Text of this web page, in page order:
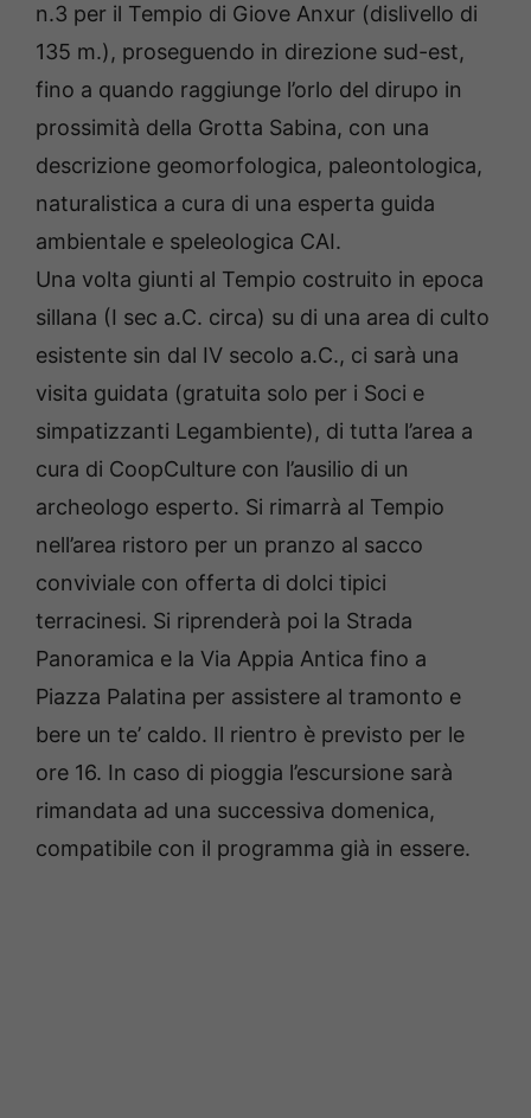
n.3 per il Tempio di Giove Anxur (dislivello di
135 m.), proseguendo in direzione sud-est,
fino a quando raggiunge l’orlo del dirupo in
prossimità della Grotta Sabina, con una
descrizione geomorfologica, paleontologica,
naturalistica a cura di una esperta guida
ambientale e speleologica CAI.
Una volta giunti al Tempio costruito in epoca
sillana (I sec a.C. circa) su di una area di culto
esistente sin dal IV secolo a.C., ci sarà una
visita guidata (gratuita solo per i Soci e
simpatizzanti Legambiente), di tutta l’area a
cura di CoopCulture con l’ausilio di un
archeologo esperto. Si rimarrà al Tempio
nell’area ristoro per un pranzo al sacco
conviviale con offerta di dolci tipici
terracinesi. Si riprenderà poi la Strada
Panoramica e la Via Appia Antica fino a
Piazza Palatina per assistere al tramonto e
bere un te’ caldo. Il rientro è previsto per le
ore 16. In caso di pioggia l’escursione sarà
rimandata ad una successiva domenica,
compatibile con il programma già in essere.